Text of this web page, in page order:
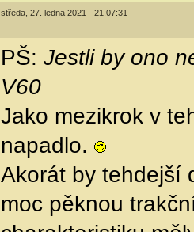
středa, 27. ledna 2021 - 21:07:31
PŠ: Jestli by ono
V60
Jako mezikrok v
napadlo.
Akorát by tehdejší
moc pěknou